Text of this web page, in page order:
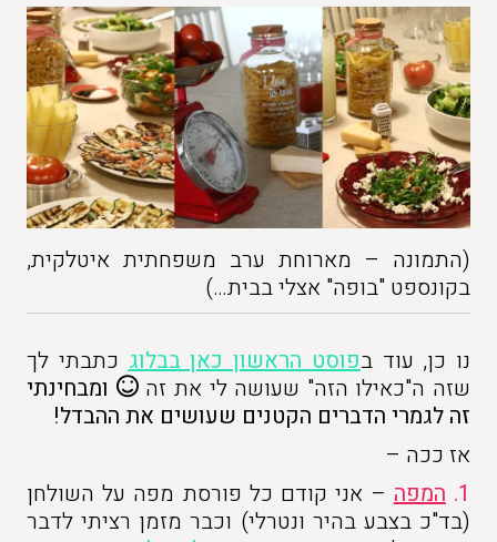
(התמונה – מארוחת ערב משפחתית איטלקית,
בקונספט "בופה" אצלי בבית…)
נו כן, עוד בפוסט הראשון כאן בבלוגכתבתי לך
שזה ה"כאילו הזה" שעושה לי את זה
ומבחינתי
זה לגמרי הדברים הקטנים שעושים את ההבדל!
אז ככה –
1. המפה – אני קודם כל פורסת מפה על השולחן
(בד"כ בצבע בהיר ונטרלי) וכבר מזמן רציתי לדבר